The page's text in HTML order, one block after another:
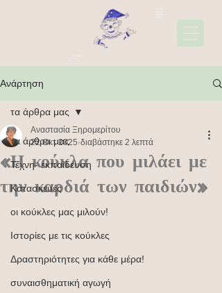
Ανάρτηση
τα άρθρα μας
Τέχνη- εκπαίδευση
Κατασκευές
οι κούκλες μας μιλούν!
Ιστορίες με τις κούκλες
Δραστηριότητες για κάθε μέρα!
συναισθηματική αγωγή
τα άρθρα μας
«Η κούκλα που μιλάει με
την καρδιά των παιδιών»
Αναστασία Ξηρομερίτου
22 Οκτ 2025 διαβάστηκε 2 λεπτά